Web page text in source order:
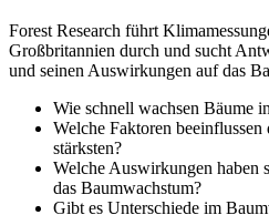
Forest Research führt
Großbritannien durch und sucht
und seinen Auswirkungen auf das
Wie schnell wachsen Bäume
Welche Faktoren
stärksten?
Welche Auswirkungen haben
das Baumwachstum?
Gibt es Unterschiede im